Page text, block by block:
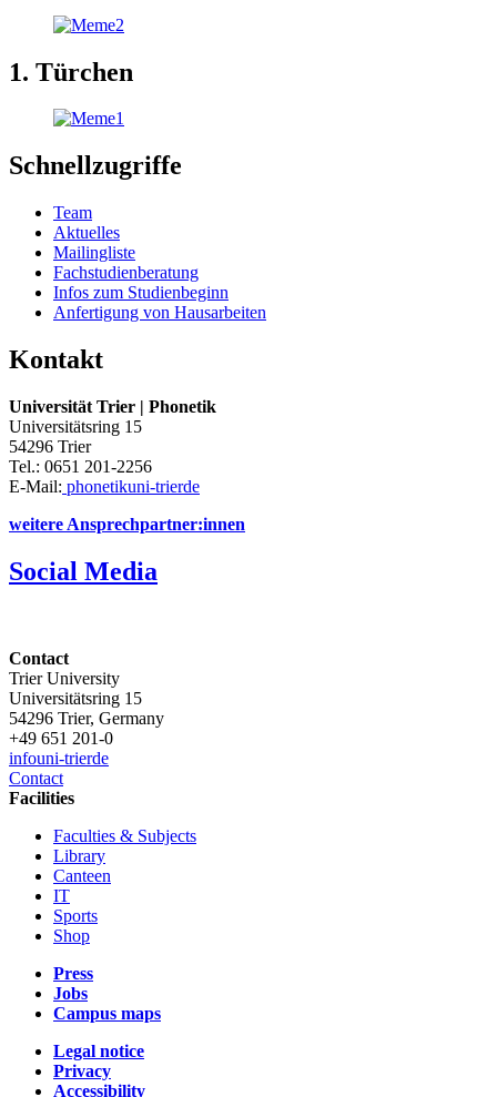
1. Türchen
Schnellzugriffe
Team
Aktuelles
Mailingliste
Fachstudienberatung
Infos zum Studienbeginn
Anfertigung von Hausarbeiten
Kontakt
Universität Trier | Phonetik
Universitätsring 15
54296 Trier
Tel.: 0651 201-2256
E-Mail: phonetikuni-trierde
weitere Ansprechpartner:innen
Social Media
Contact
Trier University
Universitätsring 15
54296 Trier, Germany
+49 651 201-0
infouni-trierde
Contact
Facilities
Faculties & Subjects
Library
Canteen
IT
Sports
Shop
Press
Jobs
Campus maps
Legal notice
Privacy
Accessibility